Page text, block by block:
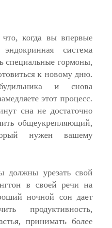
когда вы впервые
система
специальные гормоны,
к новому дню.
и снова
этот процесс.
сна не достаточно
общеукрепляющий,
нужен вашему
должны урезать свой
в своей речи на
ночной сон дает
продуктивность,
принимать более